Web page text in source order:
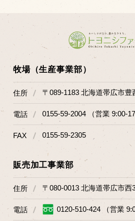
牧場（生産事業部）
住所 〒089-1183 北海道帯広市豊
電話 0155-59-2004 （営業 9:00-
FAX 0155-59-2305
販売加工事業部
住所 〒080-0013 北海道帯広市西
電話 0120-510-424 （営業
マップから探す
問い合わせ
個人のお客様
法人のお客様
Facebook
LINE公式アカウント
Instagram
RSS フィード